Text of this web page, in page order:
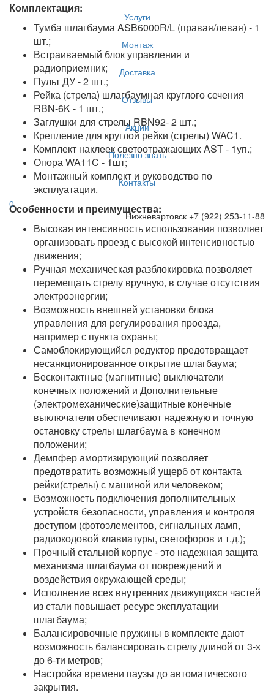
Услуги
Монтаж
Доставка
Отзывы
Акции
Полезно знать
Контакты
0
Нижневартовск +7 (922) 253-11-88
Комплектация:
Тумба шлагбаума ASB6000R/L (правая/левая) - 1
шт.;
Встраиваемый блок управления и
радиоприемник;
Пульт ДУ - 2 шт.;
Рейка (стрела) шлагбаумная круглого сечения
RBN-6K - 1 шт.;
Заглушки для стрелы RBN92- 2 шт.;
Крепление для круглой рейки (стрелы) WAC1.
Комплект наклеек светоотражающих AST - 1уп.;
Опора WA11C - 1шт;
Монтажный комплект и руководство по
эксплуатации.
Особенности и преимущества:
Высокая интенсивность использования позволяет
организовать проезд с высокой интенсивностью
движения;
Ручная механическая разблокировка позволяет
перемещать стрелу вручную, в случае отсутствия
электроэнергии;
Возможность внешней установки блока
управления для регулирования проезда,
например с пункта охраны;
Самоблокирующийся редуктор предотвращает
несанкционированное открытие шлагбаума;
Бесконтактные (магнитные) выключатели
конечных положений и Дополнительные
(электромеханические)защитные конечные
выключатели обеспечивают надежную и точную
остановку стрелы шлагбаума в конечном
положении;
Демпфер амортизирующий позволяет
предотвратить возможный ущерб от контакта
рейки(стрелы) с машиной или человеком;
Возможность подключения дополнительных
устройств безопасности, управления и контроля
доступом (фотоэлементов, сигнальных ламп,
радиокодовой клавиатуры, светофоров и т.д.);
Прочный стальной корпус - это надежная защита
механизма шлагбаума от повреждений и
воздействия окружающей среды;
Исполнение всех внутренних движущихся частей
из стали повышает ресурс эксплуатации
шлагбаума;
Балансировочные пружины в комплекте дают
возможность балансировать стрелу длиной от 3-х
до 6-ти метров;
Настройка времени паузы до автоматического
закрытия.